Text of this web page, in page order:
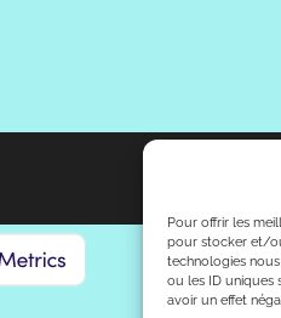
Pour offrir les
pour stocker et/
technologies
ou les ID uniques
avoir un effet